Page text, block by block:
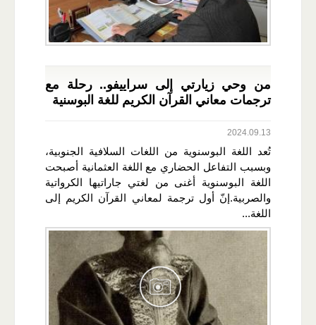
من وحي زيارتي إلى سراييفو.. رحلة مع
ترجمات معاني القرآن الكريم للغة البوسنية
2024.09.13
تُعد اللغة البوسنوية من اللغات السلافية الجنوبية،
وبسبب التفاعل الحضاري مع اللغة العثمانية أصبحت
اللغة البوسنوية أغنى من لغتي جاراتيها الكرواتية
والصربية.إنّ أول ترجمة لمعاني القرآن الكريم إلى
اللغة...